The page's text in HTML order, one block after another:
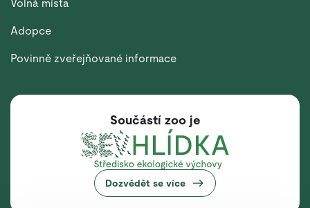
Volná místa
Adopce
Povinně zveřejňované informace
Součástí zoo je
Dozvědět se více